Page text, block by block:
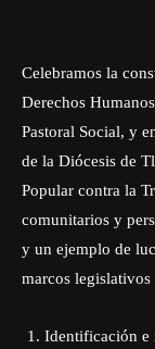
Celebramos la
Derechos
Pastoral Social, y
de la Diócesis de
Popular contra la
comunitarios y
y un ejemplo de
marcos
Identificación e